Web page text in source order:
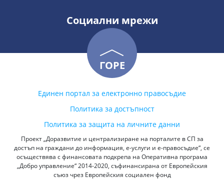
Социални мрежи
ГОРЕ
Единен портал за електронно правосъдие
Политика за достъпност
Политика за защита на личните данни
Проект „Доразвитие и централизиране на порталите в СП за
достъп на граждани до информация, е-услуги и е-правосъдие“, се
осъществява с финансовата подкрепа на Оперативна програма
„Добро управление“ 2014-2020, съфинансирана от Европейския
съюз чрез Европейския социален фонд